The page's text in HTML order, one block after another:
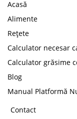
Acasă
Alimente
Rețete
Calculator necesar
Calculator grăsime
Blog
Manual Platformă
Contact